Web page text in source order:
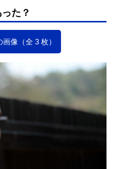
た？
像（全 3 枚）